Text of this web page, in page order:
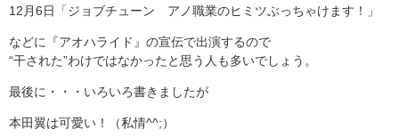
12月6日「ジョブチューン アノ職業のヒミツぶっちゃけます！」
などに『アオハライド』の宣伝で出演するので
“干された”わけではなかったと思う人も多いでしょう。
最後に・・・いろいろ書きましたが
本田翼は可愛い！（私情^^;）